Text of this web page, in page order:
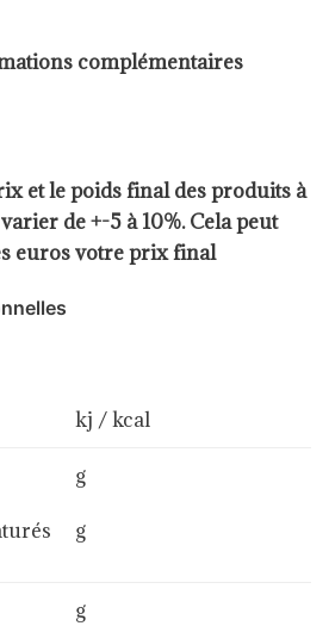
complémentaires
et le poids final des produits à
de +-5 à 10%. Cela peut
euros votre prix final
kj / kcal
g
g
g